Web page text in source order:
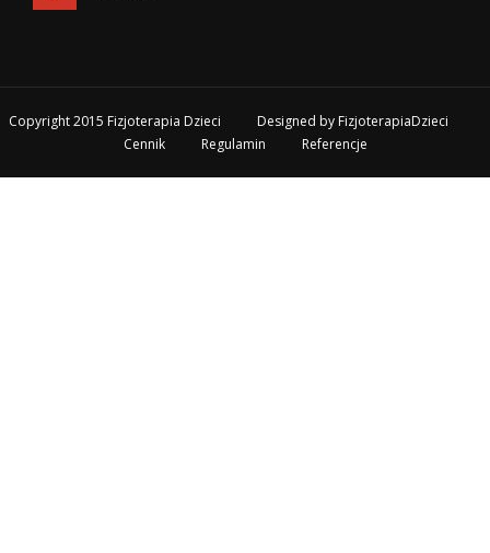
Copyright 2015 Fizjoterapia Dzieci Designed by FizjoterapiaDzieci
Cennik
Regulamin Referencje